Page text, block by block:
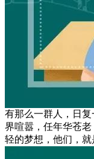
有那么一群人，日
界喧嚣，任年华苍
轻的梦想，他们，就